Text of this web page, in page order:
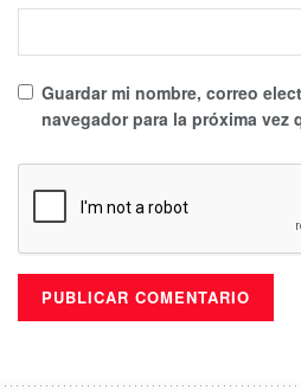
Guardar mi nombre, correo
navegador para la próxima vez